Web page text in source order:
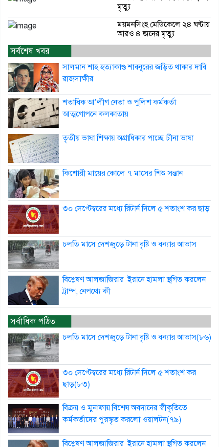
মৃত্যু
ময়মনসিংহ মেডিকেলে ২৪ ঘণ্টায়
আরও ৪ জনের মৃত্যু
সর্বশেষ খবর
সালমান শাহ হত্যাকাণ্ড শাবনূরের জড়িত থাকার দাবি
রাজসাক্ষীর
শতাধিক আ’লীগ নেতা ও পুলিশ কর্মকর্তা
আত্মগোপনে কলকাতায়
তৃতীয় ভাষা শিক্ষায় অগ্রাধিকার পাচ্ছে চীনা ভাষা
কিশোরী মায়ের কোলে ৭ মাসের শিশু সন্তান
৩০ সেপ্টেম্বরের মধ্যে রিটার্ন দিলে ৫ শতাংশ কর ছাড়
চলতি মাসে দেশজুড়ে টানা বৃষ্টি ও বন্যার আভাস
বিশ্লেষণ আলজাজিরার ইরানে হামলা স্থগিত করলেন
ট্রাম্প, নেপথ্যে কী
সর্বাধিক পঠিত
চলতি মাসে দেশজুড়ে টানা বৃষ্টি ও বন্যার আভাস(৮৬)
৩০ সেপ্টেম্বরের মধ্যে রিটার্ন দিলে ৫ শতাংশ কর
ছাড়(৮৩)
বিক্রয় ও মুনাফায় বিশেষ অবদানের স্বীকৃতিতে
কর্মকর্তাদের পুরস্কৃত করলো ওয়ালটন(৭৯)
বিশ্লেষণ আলজাজিরার ইরানে হামলা স্থগিত করলেন